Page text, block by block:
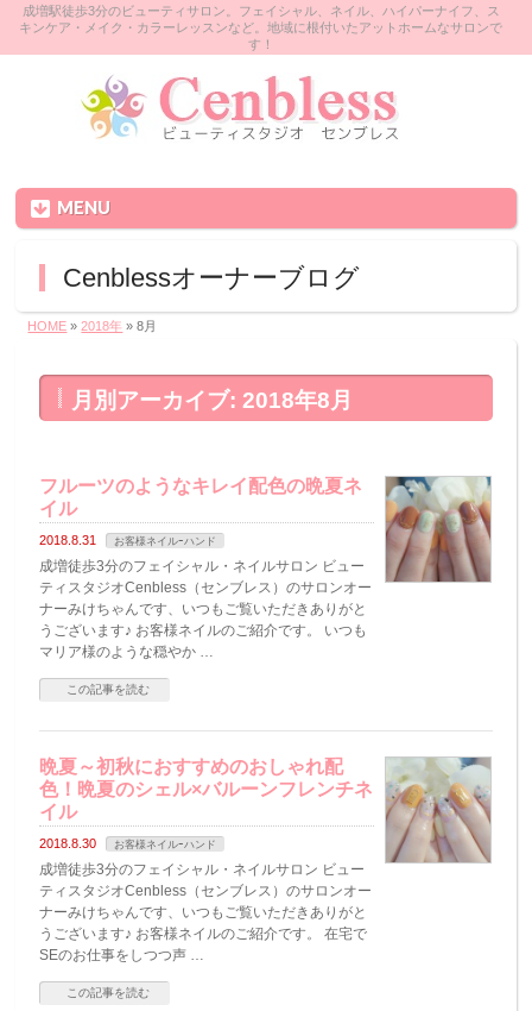
成増駅徒歩3分のビューティサロン。フェイシャル、ネイル、ハイパーナイフ、ス
キンケア・メイク・カラーレッスンなど。地域に根付いたアットホームなサロンで
す！
MENU
Cenblessオーナーブログ
HOME »2018年 »8月
月別アーカイブ: 2018年8月
フルーツのようなキレイ配色の晩夏ネ
イル
2018.8.31 お客様ネイルｰハンド
成増徒歩3分のフェイシャル・ネイルサロン ビュー
ティスタジオCenbless（センブレス）のサロンオー
ナーみけちゃんです、いつもご覧いただきありがと
うございます♪ お客様ネイルのご紹介です。 いつも
マリア様のような穏やか …
この記事を読む
晩夏～初秋におすすめのおしゃれ配
色！晩夏のシェル×バルーンフレンチネ
イル
2018.8.30 お客様ネイルｰハンド
成増徒歩3分のフェイシャル・ネイルサロン ビュー
ティスタジオCenbless（センブレス）のサロンオー
ナーみけちゃんです、いつもご覧いただきありがと
うございます♪ お客様ネイルのご紹介です。 在宅で
SEのお仕事をしつつ声 …
この記事を読む